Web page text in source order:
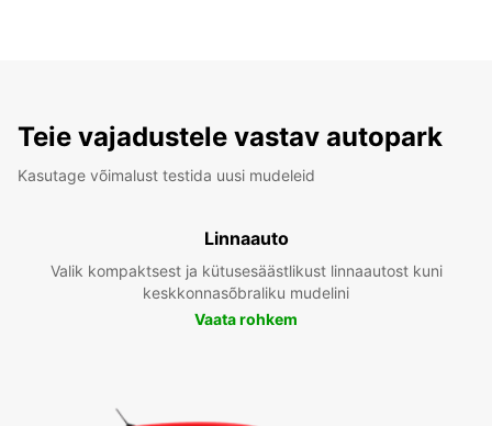
Teie vajadustele vastav autopark
Kasutage võimalust testida uusi mudeleid
Linnaauto
Valik kompaktsest ja kütusesäästlikust linnaautost kuni
keskkonnasõbraliku mudelini
Vaata rohkem